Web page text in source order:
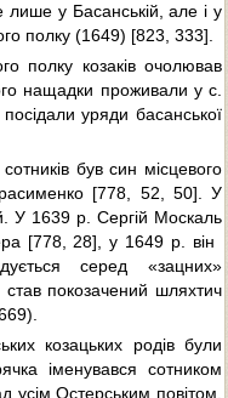
у Басанській, але і у
полку (1649) [823, 333].
полку козаків очолював
нащадки проживали у с.
уряди басанської
був син місцевого
[778, 52, 50]. У
У 1639 р. Сергій Москаль
[778, 28], у 1649 р. він 
серед «зацних»
став покозачений шляхтич
козацьких родів були
іменувався сотником
усім Остерським повітом.